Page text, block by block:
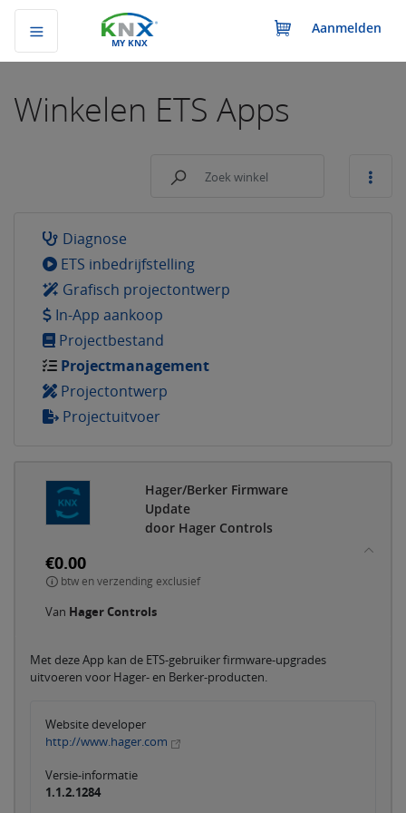
MY KNX
Aanmelden
Winkelen ETS Apps
Diagnose
ETS inbedrijfstelling
Grafisch projectontwerp
In-App aankoop
Projectbestand
Projectmanagement
Projectontwerp
Projectuitvoer
Hager/Berker Firmware
Update
door Hager Controls
€0.00
btw en verzending exclusief
Van Hager Controls
Met deze App kan de ETS-gebruiker firmware-upgrades
uitvoeren voor Hager- en Berker-producten.
Website developer
http://www.hager.com
Versie-informatie
1.1.2.1284